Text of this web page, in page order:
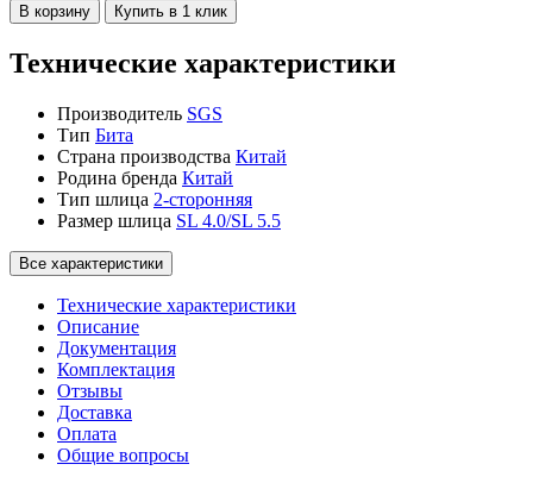
В корзину Купить в 1 клик
Технические характеристики
Производитель SGS
Тип Бита
Страна производства Китай
Родина бренда Китай
Тип шлица 2-сторонняя
Размер шлица SL 4.0/SL 5.5
Все характеристики
Технические характеристики
Описание
Документация
Комплектация
Отзывы
Доставка
Оплата
Общие вопросы